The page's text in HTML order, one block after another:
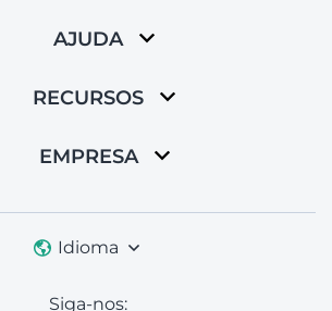
AJUDA
RECURSOS
EMPRESA
Idioma
Siga-nos: